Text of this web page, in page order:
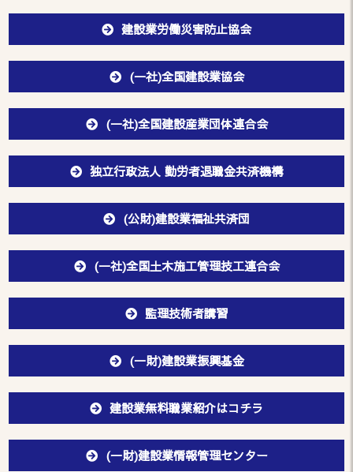
建設業労働災害防止協会
(一社)全国建設業協会
(一社)全国建設産業団体連合会
独立行政法人 勤労者退職金共済機構
(公財)建設業福祉共済団
(一社)全国土木施工管理技工連合会
監理技術者講習
(一財)建設業振興基金
建設業無料職業紹介はコチラ
(一財)建設業情報管理センター